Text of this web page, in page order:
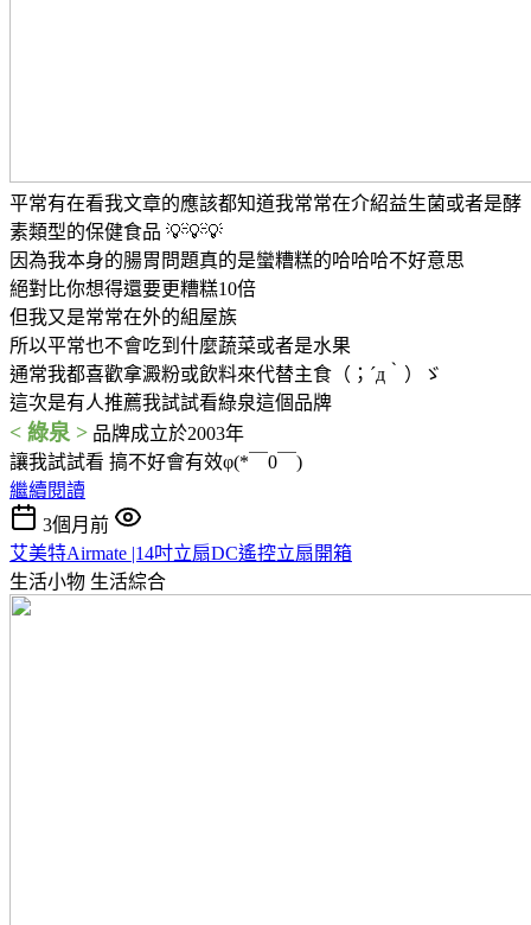
平常有在看我文章的應該都知道我常常在介紹益生菌或者是酵
素類型的保健食品 💡💡💡
因為我本身的腸胃問題真的是蠻糟糕的哈哈哈不好意思
絕對比你想得還要更糟糕10倍
但我又是常常在外的組屋族
所以平常也不會吃到什麼蔬菜或者是水果
通常我都喜歡拿澱粉或飲料來代替主食（；´д｀）ゞ
這次是有人推薦我試試看綠泉這個品牌
< 綠泉 > 品牌成立於2003年
讓我試試看 搞不好會有效φ(*￣0￣)
繼續閱讀
3個月前
艾美特Airmate |14吋立扇DC遙控立扇開箱
生活小物 生活綜合